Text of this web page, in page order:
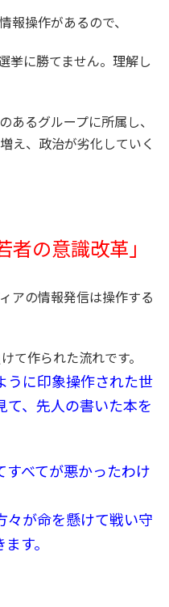
報操作があるので、
挙に勝てません。理解し
あるグループに所属し、
え、政治が劣化していく
者の意識改革」
アの情報発信は操作する
て作られた流れです。
うに印象操作された世
、先人の書いた本を
すべてが悪かったわけ
々が命を懸けて戦い守
す。